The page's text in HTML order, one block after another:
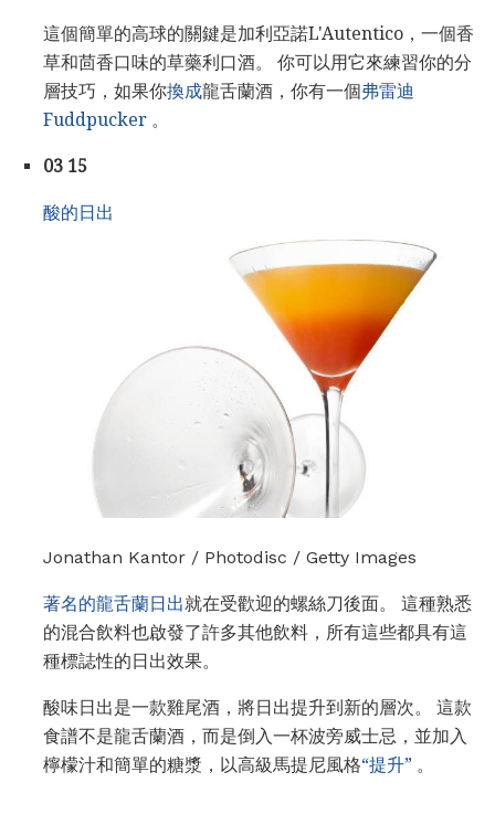
這個簡單的高球的關鍵是加利亞諾L'Autentico，一個香
草和茴香口味的草藥利口酒。 你可以用它來練習你的分
層技巧，如果你換成龍舌蘭酒，你有一個弗雷迪
Fuddpucker 。
03 15
酸的日出
Jonathan Kantor / Photodisc / Getty Images
著名的龍舌蘭日出就在受歡迎的螺絲刀後面。 這種熟悉
的混合飲料也啟發了許多其他飲料，所有這些都具有這
種標誌性的日出效果。
酸味日出是一款雞尾酒，將日出提升到新的層次。 這款
食譜不是龍舌蘭酒，而是倒入一杯波旁威士忌，並加入
檸檬汁和簡單的糖漿，以高級馬提尼風格“提升” 。